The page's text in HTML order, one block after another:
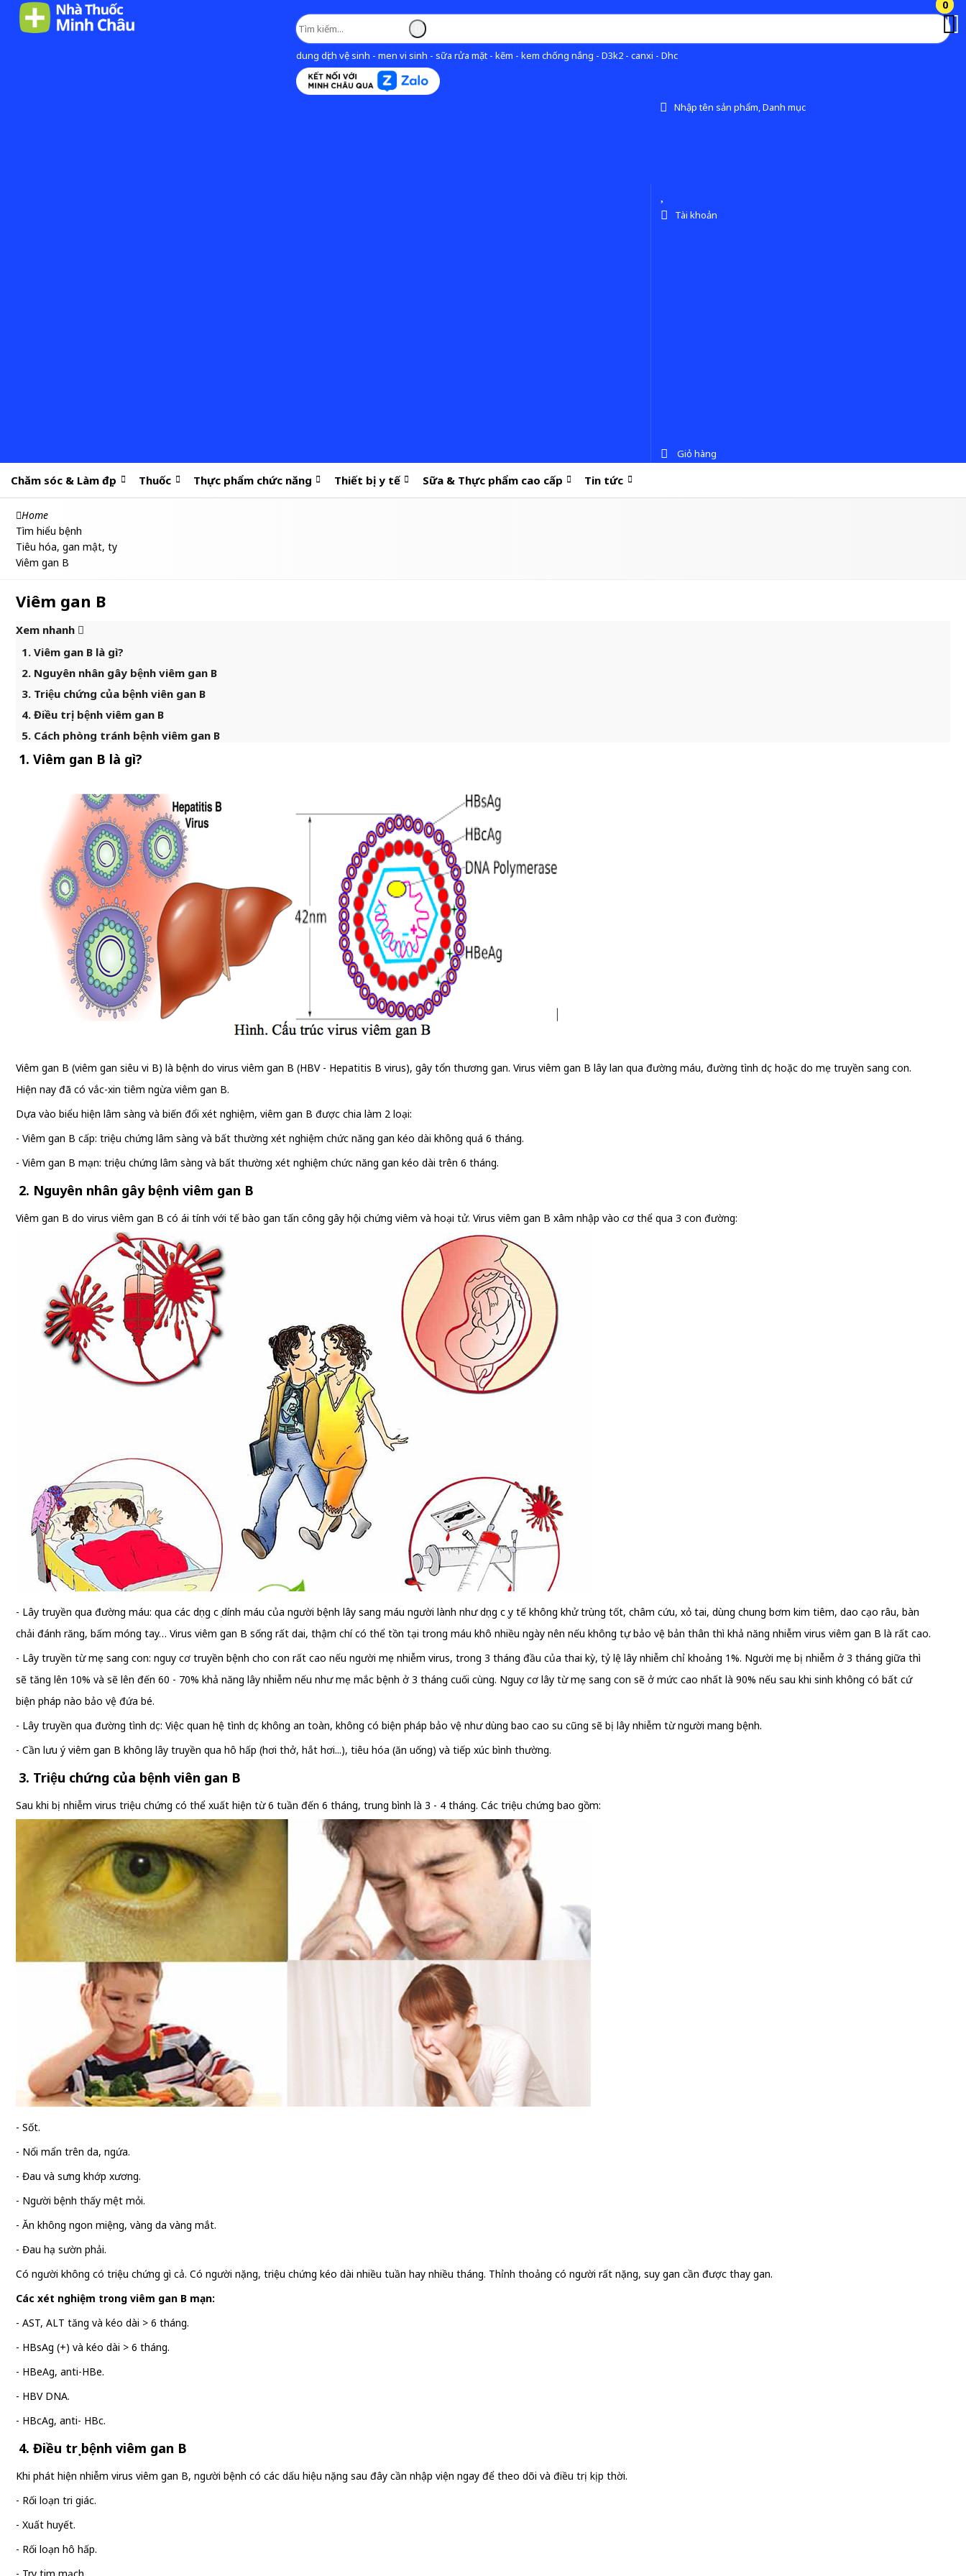
dung dịch vệ sinh - men vi sinh - sữa rửa mặt - kẽm - kem chống nắng - D3k2 - canxi - Dhc
Nhập tên sản phẩm, Danh mục
0
Tài khoản
0
Giỏ hàng
Chăm sóc & Làm đẹp Thuốc Thực phẩm chức năng Thiết bị y tế Sữa & Thực phẩm cao cấp Tin tức
Home
Tìm hiểu bệnh
Tiêu hóa, gan mật, tụy
Viêm gan B
Viêm gan B
Xem nhanh
1. Viêm gan B là gì?
2. Nguyên nhân gây bệnh viêm gan B
3. Triệu chứng của bệnh viên gan B
4. Điều trị bệnh viêm gan B
5. Cách phòng tránh bệnh viêm gan B
1. Viêm gan B là gì?
Viêm gan B (viêm gan siêu vi B) là bệnh do virus viêm gan B (HBV - Hepatitis B virus), gây tổn thương gan. Virus viêm gan B lây lan qua đường máu, đường tình dục hoặc do mẹ truyền sang con.
Hiện nay đã có vắc-xin tiêm ngừa viêm gan B.
Dựa vào biểu hiện lâm sàng và biến đổi xét nghiệm, viêm gan B được chia làm 2 loại:
- Viêm gan B cấp: triệu chứng lâm sàng và bất thường xét nghiệm chức năng gan kéo dài không quá 6 tháng.
- Viêm gan B mạn: triệu chứng lâm sàng và bất thường xét nghiệm chức năng gan kéo dài trên 6 tháng.
2. Nguyên nhân gây bệnh viêm gan B
Viêm gan B do virus viêm gan B có ái tính với tế bào gan tấn công gây hội chứng viêm và hoại tử. Virus viêm gan B xâm nhập vào cơ thể qua 3 con đường:
- Lây truyền qua đường máu: qua các dụng cụ dính máu của người bệnh lây sang máu người lành như dụng cụ y tế không khử trùng tốt, châm cứu, xỏ tai, dùng chung bơm kim tiêm, dao cạo râu, bàn
chải đánh răng, bấm móng tay… Virus viêm gan B sống rất dai, thậm chí có thể tồn tại trong máu khô nhiều ngày nên nếu không tự bảo vệ bản thân thì khả năng nhiễm virus viêm gan B là rất cao.
- Lây truyền từ mẹ sang con: nguy cơ truyền bệnh cho con rất cao nếu người mẹ nhiễm virus, trong 3 tháng đầu của thai kỳ, tỷ lệ lây nhiễm chỉ khoảng 1%. Người mẹ bị nhiễm ở 3 tháng giữa thì
sẽ tăng lên 10% và sẽ lên đến 60 - 70% khả năng lây nhiễm nếu như mẹ mắc bệnh ở 3 tháng cuối cùng. Nguy cơ lây từ mẹ sang con sẽ ở mức cao nhất là 90% nếu sau khi sinh không có bất cứ
biện pháp nào bảo vệ đứa bé.
- Lây truyền qua đường tình dục: Việc quan hệ tình dục không an toàn, không có biện pháp bảo vệ như dùng bao cao su cũng sẽ bị lây nhiễm từ người mang bệnh.
- Cần lưu ý viêm gan B không lây truyền qua hô hấp (hơi thở, hắt hơi...), tiêu hóa (ăn uống) và tiếp xúc bình thường.
3. Triệu chứng của bệnh viên gan B
Sau khi bị nhiễm virus triệu chứng có thể xuất hiện từ 6 tuần đến 6 tháng, trung bình là 3 - 4 tháng. Các triệu chứng bao gồm:
- Sốt.
- Nổi mẩn trên da, ngứa.
- Đau và sưng khớp xương.
- Người bệnh thấy mệt mỏi.
- Ăn không ngon miệng, vàng da vàng mắt.
- Đau hạ sườn phải.
Có người không có triệu chứng gì cả. Có người nặng, triệu chứng kéo dài nhiều tuần hay nhiều tháng. Thỉnh thoảng có người rất nặng, suy gan cần được thay gan.
Các xét nghiệm trong viêm gan B mạn:
- AST, ALT tăng và kéo dài > 6 tháng.
- HBsAg (+) và kéo dài > 6 tháng.
- HBeAg, anti-HBe.
- HBV DNA.
- HBcAg, anti- HBc.
4. Điều trị bệnh viêm gan B
Khi phát hiện nhiễm virus viêm gan B, người bệnh có các dấu hiệu nặng sau đây cần nhập viện ngay để theo dõi và điều trị kịp thời.
- Rối loạn tri giác.
- Xuất huyết.
- Rối loạn hô hấp.